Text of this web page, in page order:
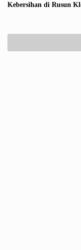
Kebersihan di Rusun